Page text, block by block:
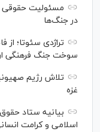
مسئولیت حقوقی
در جنگ‌ها
تراژدی سئوتا؛ از
سوخت جنگ فرهنگی
تلاش رژیم
غزه
بیانیه ستاد
اسلامی و کرامت